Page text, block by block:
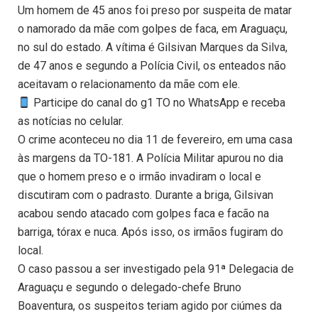
Um homem de 45 anos foi preso por suspeita de matar
o namorado da mãe com golpes de faca, em Araguaçu,
no sul do estado. A vítima é Gilsivan Marques da Silva,
de 47 anos e segundo a Polícia Civil, os enteados não
aceitavam o relacionamento da mãe com ele.
Participe do canal do g1 TO no WhatsApp e receba
as notícias no celular.
O crime aconteceu no dia 11 de fevereiro, em uma casa
às margens da TO-181. A Polícia Militar apurou no dia
que o homem preso e o irmão invadiram o local e
discutiram com o padrasto. Durante a briga, Gilsivan
acabou sendo atacado com golpes faca e facão na
barriga, tórax e nuca. Após isso, os irmãos fugiram do
local.
O caso passou a ser investigado pela 91ª Delegacia de
Araguaçu e segundo o delegado-chefe Bruno
Boaventura, os suspeitos teriam agido por ciúmes da